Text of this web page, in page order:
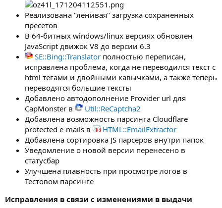
Реализована "ленивая" загрузка сохраненных
пресетов
В 64-битных windows/linux версиях обновлен
JavaScript движок V8 до версии 6.3
SE::Bing::Translator полностью переписан,
исправлена проблема, когда не переводился текст с
html тегами и двойными кавычками, а также теперь
переводятся большие тексты
Добавлено автодополнение Provider url для
CapMonster в
Util::ReCaptcha2
Добавлена возможность парсинга Cloudflare
protected e-mails в
HTML::EmailExtractor
Добавлена сортировка JS парсеров внутри папок
Уведомление о новой версии перенесено в
статусбар
Улучшена плавность при просмотре логов в
Тестовом парсинге
Исправления в связи с изменениями в выдачи